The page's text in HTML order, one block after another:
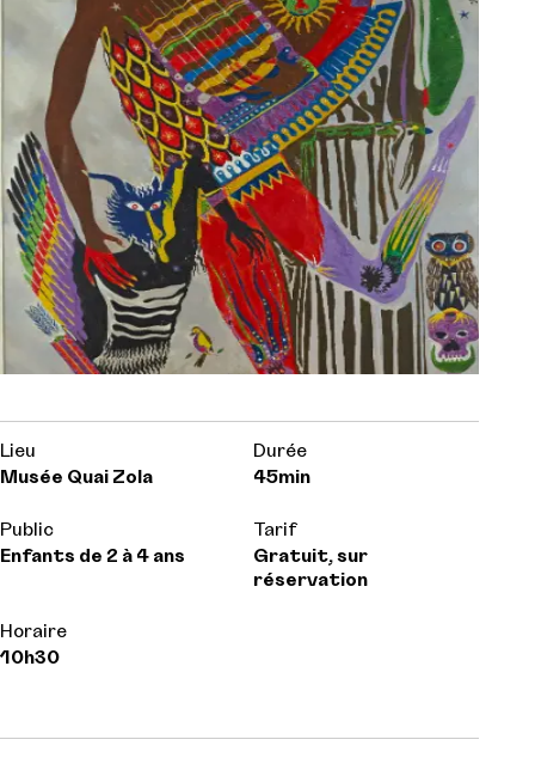
Lieu
Musée Quai Zola
Durée
45min
Public
Enfants de 2 à 4 ans
Tarif
Gratuit, sur
réservation
Horaire
10h30